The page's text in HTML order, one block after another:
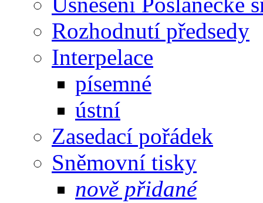
Rozhodnutí předsedy
Interpelace
písemné
ústní
Zasedací pořádek
Sněmovní tisky
nově přidané